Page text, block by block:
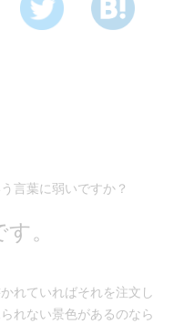
言葉に弱いですか？
。
れていればそれを注文し
れない景色があるのなら